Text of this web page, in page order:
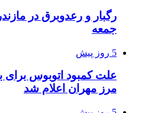
رگبار و رعدوبرق در
جمعه
5 روز پیش
علت کمبود اتوبوس برای
مرز مهران اعلام شد